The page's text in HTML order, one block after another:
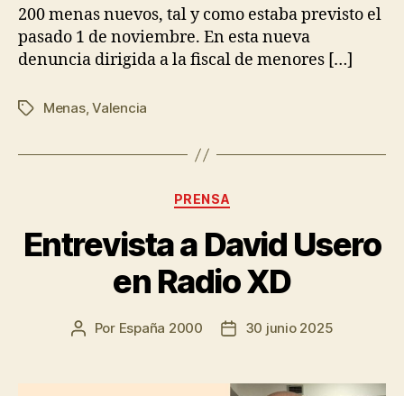
200 menas nuevos, tal y como estaba previsto el
pasado 1 de noviembre. En esta nueva
denuncia dirigida a la fiscal de menores […]
Menas,Valencia
PRENSA
Entrevista a David Usero
en Radio XD
Por España 2000 30 junio 2025